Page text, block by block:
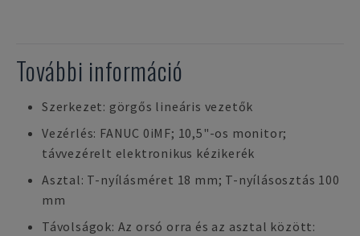
További információ
Szerkezet: görgős lineáris vezetők
Vezérlés: FANUC 0iMF; 10,5"-os monitor;
távvezérelt elektronikus kézikerék
Asztal: T-nyílásméret 18 mm; T-nyílásosztás 100
mm
Távolságok: Az orsó orra és az asztal között: